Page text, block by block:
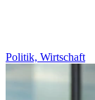
Politik, Wirtschaft